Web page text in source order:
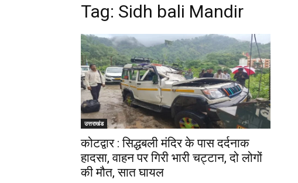
Tag: Sidh bali Mandir
उत्तराखंड
कोटद्वार : सिद्धबली मंदिर के पास दर्दनाक
हादसा, वाहन पर गिरी भारी चट्टान, दो लोगों
की मौत, सात घायल